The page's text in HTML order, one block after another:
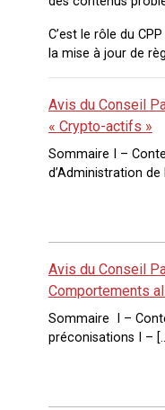
C’est le rôle du
la mise à jour de
Avis du Conseil
« Crypto-actifs »
Sommaire I –
d’Administration de
Avis du Conseil
Comportements
Sommaire I –
préconisations I –